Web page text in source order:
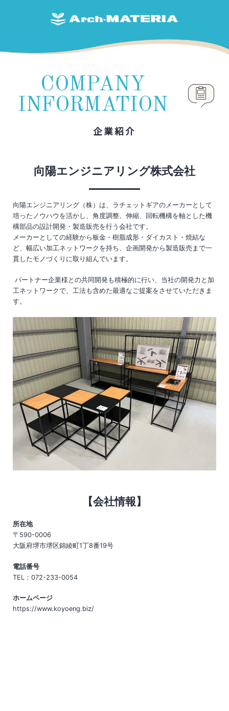
COMPANY
INFORMATION
企業紹介
向陽エンジニアリング株式会社
向陽エンジニアリング（株）は、ラチェットギアのメーカーとして
培ったノウハウを活かし、角度調整、伸縮、回転機構を軸とした機
構部品の設計開発・製造販売を行う会社です。
メーカーとしての経験から板金・樹脂成形・ダイカスト・焼結な
ど、幅広い加工ネットワークを持ち、企画開発から製造販売まで一
貫したモノづくりに取り組んでいます。
パートナー企業様との共同開発も積極的に行い、当社の開発力と加
工ネットワークで、工法も含めた最適なご提案をさせていただきま
す。
【会社情報】
所在地
〒590-0006
大阪府堺市堺区錦綾町1丁8番19号
電話番号
TEL：072-233-0054
ホームページ
https://www.koyoeng.biz/